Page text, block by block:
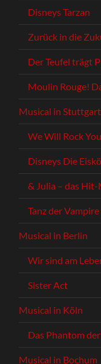
Disneys Tarzan
Zurück in die
Der Teufel trägt
Moulin Rouge!
Musical in Stuttgart
We Will Rock You
Disneys Die
& Julia – das Hit-
Tanz der
Musical in Berlin
Wir sind am
Sister Act
Musical in Köln
Das Phantom
Musical in Bochum